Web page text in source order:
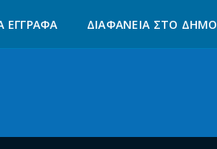
ΈΓΓΡΑΦΑ ΔΙΑΦΆΝΕΙΑ ΣΤΟ ΔΉΜΟ